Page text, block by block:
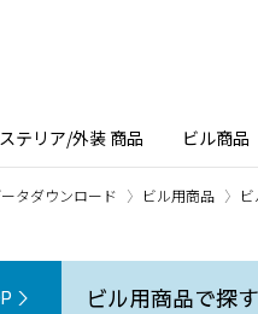
テリア/外装 商品 ビル商品
ータダウンロード ビル用商品
＞ ビル用商品で探す